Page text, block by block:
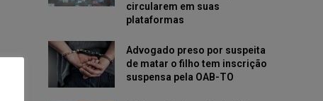
circularem em suas
plataformas
Advogado preso por suspeita
de matar o filho tem inscrição
suspensa pela OAB-TO